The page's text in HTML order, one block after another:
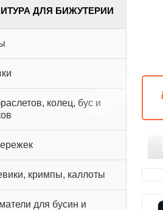
ДЛЯ БИЖУТЕРИИ
колец, бус и
кримпы, каллоты
для бусин и